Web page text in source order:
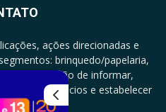
ações direcionadas e
brinquedo/papelaria,
com a missão de informar,
de negócios e estabelecer